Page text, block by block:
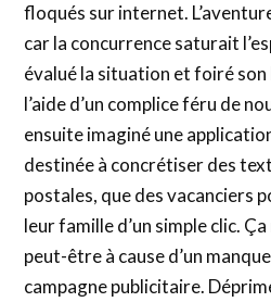
floqués sur internet.
car la concurrence saturait
évalué la situation et foiré son
l’aide d’un complice féru de
ensuite imaginé une
destinée à concrétiser des
postales, que des vacanciers
leur famille d’un simple clic. Ça
peut-être à cause d’un
campagne publicitaire.